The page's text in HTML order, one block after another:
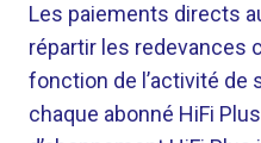
Les paiements directs
répartir les redevances
fonction de l’activité de
chaque abonné HiFi